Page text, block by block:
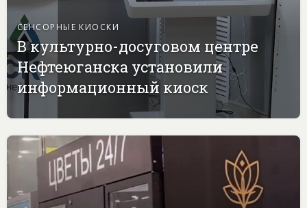
СЕНСОРНЫЕ КИОСКИ
В культурно-досуговом центре
Нефтеюганска установили
информационный киоск